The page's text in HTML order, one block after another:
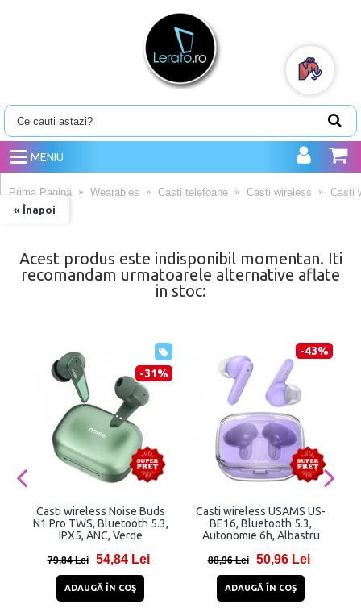
MENIU
« Înapoi
Prima Pagină Wearables Casti telefoane Casti wireless Casti
Acest produs este indisponibil momentan. Iti
recomandam urmatoarele alternative aflate
in stoc:
-31%
Casti wireless Noise Buds
N1 Pro TWS, Bluetooth 5.3,
IPX5, ANC, Verde
79,84 Lei 54,84 Lei
ADAUGĂ ÎN COŞ
-43%
Casti wireless USAMS US-
BE16, Bluetooth 5.3,
Autonomie 6h, Albastru
88,96 Lei 50,96 Lei
ADAUGĂ ÎN COŞ